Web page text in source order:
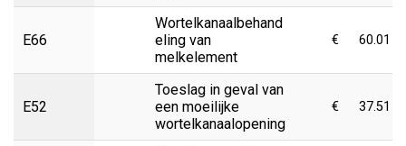
E66
Wortelkanaalbehand
eling van
melkelement
€ 60.01
E52
Toeslag in geval van
een moeilijke
wortelkanaalopening
€ 37.51